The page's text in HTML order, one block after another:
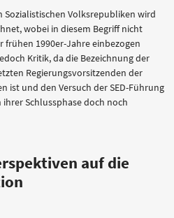
Sozialistischen Volksrepubliken wird
wobei in diesem Begriff nicht
frühen 1990er-Jahre einbezogen
Kritik, da die Bezeichnung der
Regierungsvorsitzenden der
ist und den Versuch der SED-Führung
Schlussphase doch noch
auf die